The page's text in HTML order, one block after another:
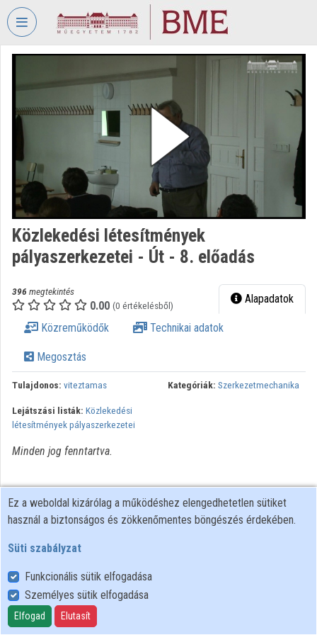
Fejléc kihagyása Menü kihagyása Tartalom kihagyása
BUDAPESTI
MŰSZAKI
ÉS
GAZDASÁGTUDOMÁNYI
EGYETEM
Intézményi kezdőlap
Intézményi felfedezés
Kategóriák
Közlekedési létesítmények
pályaszerkezetei - Út - 8. előadás
396 megtekintés
0.00 (0 értékelésből) Alapadatok
Közreműködők Technikai adatok
Megosztás
Tulajdonos: viteztamas Kategóriák: Szerkezetmechanika
Lejátszási listák: Közlekedési
létesítmények pályaszerkezetei
Minden jog fenntartva.
Felhasználói szabályzat
Adatkezelési tájékoztató
Süti szabályzat
Ez a weboldal kizárólag a működéshez elengedhetetlen sütiket
használ a biztonságos és zökkenőmentes böngészés érdekében.
Süti szabályzat
Funkcionális sütik elfogadása
Személyes sütik elfogadása
Elfogad Elutasít